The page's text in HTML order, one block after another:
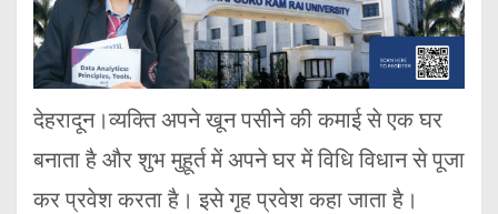
देहरादून।व्यक्ति अपने खून पसीने की कमाई से एक घर
बनाता है और शुभ मुहूर्त में अपने घर में विधि विधान से पूजा
कर प्रवेश करता है। इसे गृह प्रवेश कहा जाता है।